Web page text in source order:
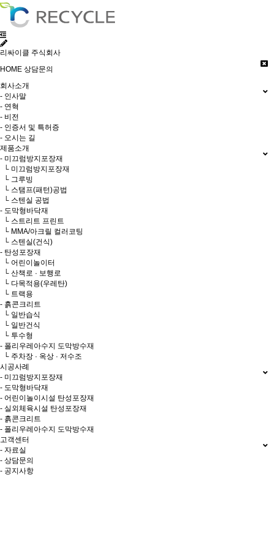
리싸이클 주식회사
HOME 상담문의
회사소개
- 인사말
- 연혁
- 비전
- 인증서 및 특허증
- 오시는 길
제품소개
- 미끄럼방지포장재
└ 미끄럼방지포장재
└ 그루빙
└ 스탬프(패턴)공법
└ 스텐실 공법
- 도막형바닥재
└ 스트리트 프린트
└ MMA/아크릴 컬러코팅
└ 스텐실(건식)
- 탄성포장재
└ 어린이놀이터
└ 산책로 · 보행로
└ 다목적용(우레탄)
└ 트랙용
- 흙콘크리트
└ 일반습식
└ 일반건식
└ 투수형
- 폴리우레아수지 도막방수재
└ 주차장 · 옥상 · 저수조
시공사례
- 미끄럼방지포장재
- 도막형바닥재
- 어린이놀이시설 탄성포장재
- 실외체육시설 탄성포장재
- 흙콘크리트
- 폴리우레아수지 도막방수재
고객센터
- 자료실
- 상담문의
- 공지사항